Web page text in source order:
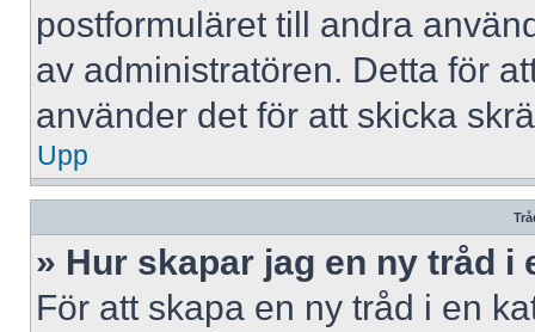
postformuläret till andra
av administratören. Detta för
använder det för att skicka
Upp
» Hur skapar jag en ny tråd i
För att skapa en ny tråd i en